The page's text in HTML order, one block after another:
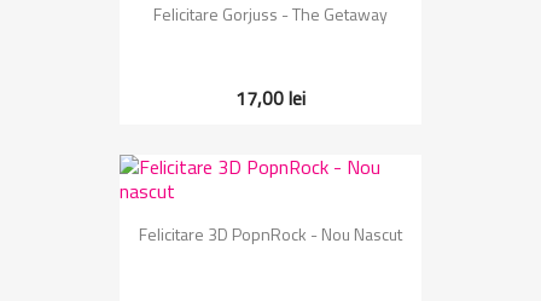
Felicitare Gorjuss - The Getaway
17,00 lei
Felicitare 3D PopnRock - Nou Nascut